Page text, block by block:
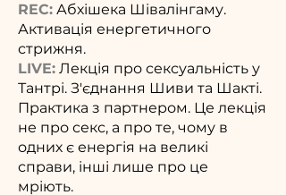
REC: Абхішека Шівалінгаму.
Активація енергетичного
стрижня.
LIVE: Лекція про сексуальність у
Тантрі. З'єднання Шиви та Шакті.
Практика з партнером. Це лекція
не про секс, а про те, чому в
одних є енергія на великі
справи, інші лише про це
мріють.